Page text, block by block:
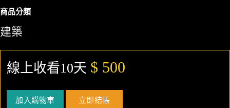
商品分類
建築
線上收看10天 $ 500
加入購物車 立即結帳